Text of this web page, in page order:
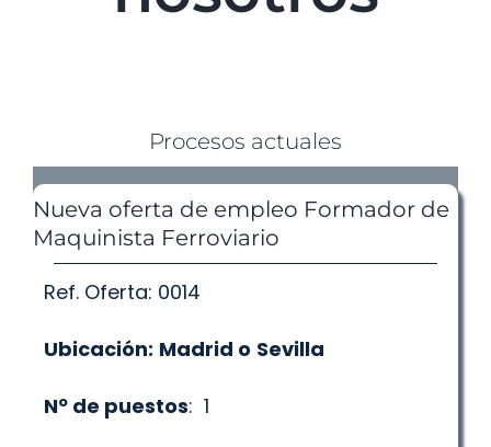
Selección de personal
Trabaja con nosotros
Contacto
Procesos actuales
Nueva oferta de empleo Formador de
Maquinista Ferroviario
Ref. Oferta: 0014
Ubicación: Madrid o Sevilla
Nº de puestos: 1